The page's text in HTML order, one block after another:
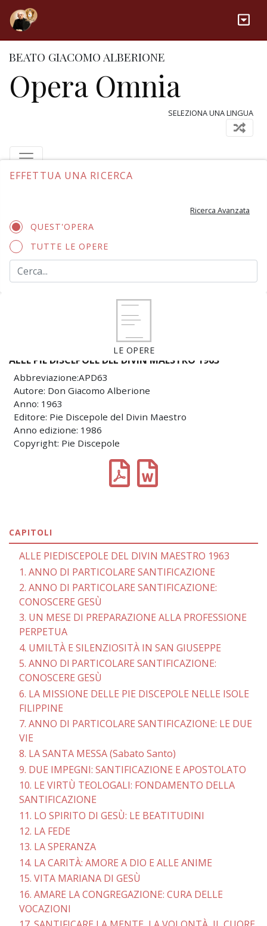
BEATO GIACOMO ALBERIONE
Opera Omnia
SELEZIONA UNA LINGUA
EFFETTUA UNA RICERCA
Ricerca Avanzata
QUEST'OPERA
TUTTE LE OPERE
LE OPERE
ALLE PIE DISCEPOLE DEL DIVIN MAESTRO 1963
Abbreviazione:APD63
Autore: Don Giacomo Alberione
Anno: 1963
Editore: Pie Discepole del Divin Maestro
Anno edizione: 1986
Copyright: Pie Discepole
CAPITOLI
ALLE PIEDISCEPOLE DEL DIVIN MAESTRO 1963
1. ANNO DI PARTICOLARE SANTIFICAZIONE
2. ANNO DI PARTICOLARE SANTIFICAZIONE:
CONOSCERE GESÙ
3. UN MESE DI PREPARAZIONE ALLA PROFESSIONE
PERPETUA
4. UMILTÀ E SILENZIOSITÀ IN SAN GIUSEPPE
5. ANNO Dl PARTICOLARE SANTIFICAZIONE:
CONOSCERE GESÙ
6. LA MISSIONE DELLE PIE DISCEPOLE NELLE ISOLE
FILIPPINE
7. ANNO DI PARTICOLARE SANTIFICAZIONE: LE DUE
VIE
8. LA SANTA MESSA (Sabato Santo)
9. DUE IMPEGNI: SANTIFICAZIONE E APOSTOLATO
10. LE VIRTÙ TEOLOGALI: FONDAMENTO DELLA
SANTIFICAZIONE
11. LO SPIRITO DI GESÙ: LE BEATITUDINI
12. LA FEDE
13. LA SPERANZA
14. LA CARITÀ: AMORE A DIO E ALLE ANIME
15. VITA MARIANA DI GESÙ
16. AMARE LA CONGREGAZIONE: CURA DELLE
VOCAZIONI